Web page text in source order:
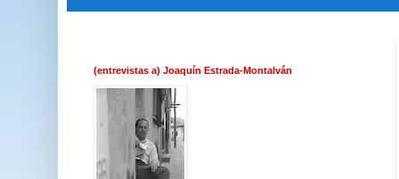
(entrevistas a) Joaquín Estrada-Montalván